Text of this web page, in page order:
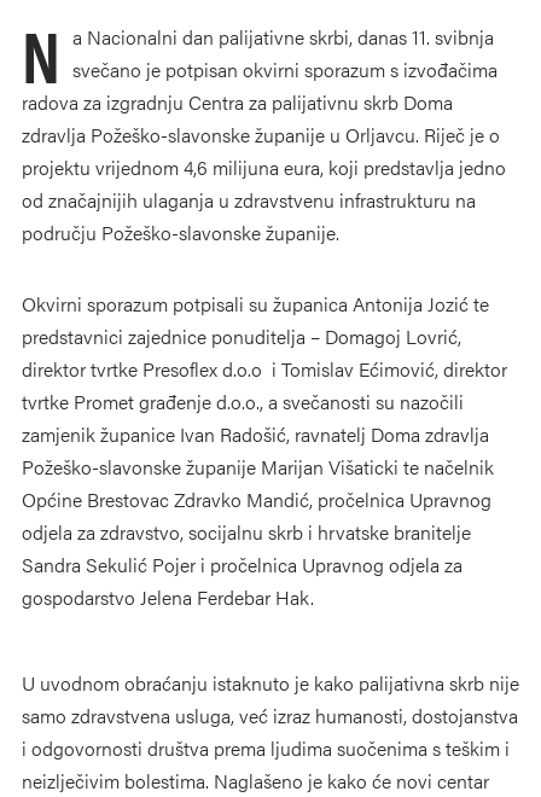
N a Nacionalni dan palijativne skrbi, danas 11. svibnja
svečano je potpisan okvirni sporazum s izvođačima
radova za izgradnju Centra za palijativnu skrb Doma
zdravlja Požeško-slavonske županije u Orljavcu. Riječ je o
projektu vrijednom 4,6 milijuna eura, koji predstavlja jedno
od značajnijih ulaganja u zdravstvenu infrastrukturu na
području Požeško-slavonske županije.
Okvirni sporazum potpisali su županica Antonija Jozić te
predstavnici zajednice ponuditelja – Domagoj Lovrić,
direktor tvrtke Presoflex d.o.o i Tomislav Ećimović, direktor
tvrtke Promet građenje d.o.o., a svečanosti su nazočili
zamjenik županice Ivan Radošić, ravnatelj Doma zdravlja
Požeško-slavonske županije Marijan Višaticki te načelnik
Općine Brestovac Zdravko Mandić, pročelnica Upravnog
odjela za zdravstvo, socijalnu skrb i hrvatske branitelje
Sandra Sekulić Pojer i pročelnica Upravnog odjela za
gospodarstvo Jelena Ferdebar Hak.
U uvodnom obraćanju istaknuto je kako palijativna skrb nije
samo zdravstvena usluga, već izraz humanosti, dostojanstva
i odgovornosti društva prema ljudima suočenima s teškim i
neizlječivim bolestima. Naglašeno je kako će novi centar